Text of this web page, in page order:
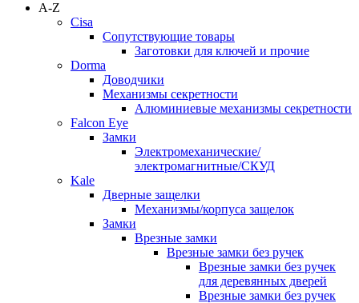
A-Z
Cisa
Сопутствующие товары
Заготовки для ключей и прочие
Dorma
Доводчики
Механизмы секретности
Алюминиевые механизмы секретности
Falcon Eye
Замки
Электромеханические/
электромагнитные/СКУД
Kale
Дверные защелки
Механизмы/корпуса защелок
Замки
Врезные замки
Врезные замки без ручек
Врезные замки без ручек
для деревянных дверей
Врезные замки без ручек